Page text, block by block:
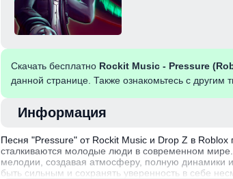
Скачать бесплатно Rockit Music - Pressure
данной странице. Также ознакомьтесь с другим
Информация
Песня "Pressure" от Rockit Music и Drop Z в
сталкиваются молодые люди в современном мире.
мелодии, создавая атмосферу, полную динамики
быть сильным и сохранять уверенность в себе